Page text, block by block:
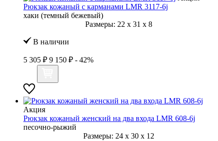
Рюкзак кожаный с карманами LMR 3117-6j
хаки (темный бежевый)
Размеры: 22 x 31 x 8
В наличии
5 305 ₽ 9 150 ₽ - 42%
Акция
Рюкзак кожаный женский на два входа LMR 608-6j
песочно-рыжий
Размеры: 24 x 30 x 12